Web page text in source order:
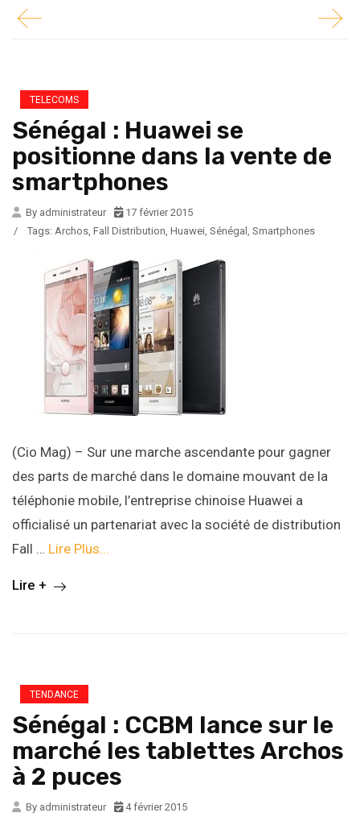
TELECOMS
Sénégal : Huawei se
positionne dans la vente de
smartphones
By administrateur
17 février 2015
/
Tags: Archos, Fall Distribution, Huawei, Sénégal , Smartphones
(Cio Mag) – Sur une marche ascendante pour gagner
des parts de marché dans le domaine mouvant de la
téléphonie mobile, l’entreprise chinoise Huawei a
officialisé un partenariat avec la société de distribution
Fall … Lire Plus...
Lire +
TENDANCE
Sénégal : CCBM lance sur le
marché les tablettes Archos
à 2 puces
By administrateur
4 février 2015